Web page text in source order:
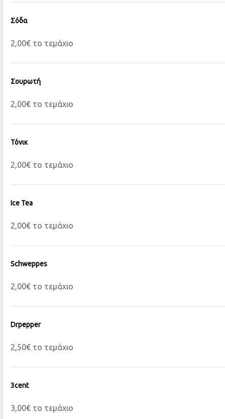
Σόδα
2,00€ το τεμάχιο
Σουρωτή
2,00€ το τεμάχιο
Τόνικ
2,00€ το τεμάχιο
Ice Tea
2,00€ το τεμάχιο
Schweppes
2,00€ το τεμάχιο
Drpepper
2,50€ το τεμάχιο
3cent
3,00€ το τεμάχιο